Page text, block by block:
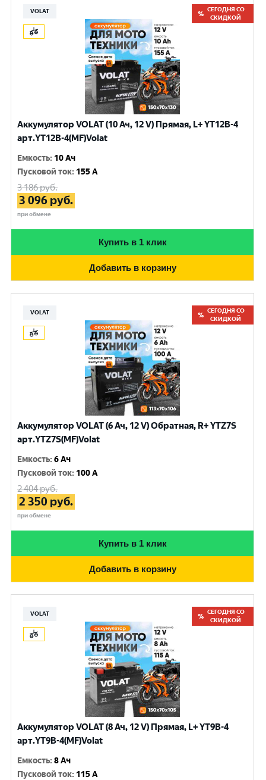
VOLAT
СЕГОДНЯ СО
СКИДКОЙ
Аккумулятор VOLAT (10 Ач, 12 V) Прямая, L+ YT12B-4
арт.YT12B-4(MF)Volat
Емкость: 10 Ач
Пусковой ток: 155 A
3 186руб.
3 096 руб.
при обмене
Купить в 1 клик
Добавить в корзину
VOLAT
СЕГОДНЯ СО
СКИДКОЙ
Аккумулятор VOLAT (6 Ач, 12 V) Обратная, R+ YTZ7S
арт.YTZ7S(MF)Volat
Емкость:6 Ач
Пусковой ток: 100 A
2 404руб.
2 350 руб.
при обмене
Купить в 1 клик
Добавить в корзину
VOLAT
СЕГОДНЯ СО
СКИДКОЙ
Аккумулятор VOLAT (8 Ач, 12 V) Прямая, L+ YT9B-4
арт.YT9B-4(MF)Volat
Емкость:8 Ач
Пусковой ток: 115 A